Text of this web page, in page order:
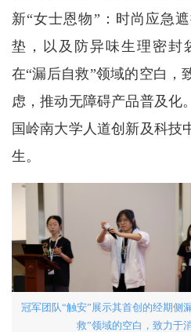
新“女士恩物”：时尚应急
垫，以及防异味生理密封
在“漏后自救”领域的空白，
虑，推动无障碍产品普及化
国岭南大学人道创新及科技
生。
冠军团队“触安”展示其首创的经期侧
救”领域的空白，致力于